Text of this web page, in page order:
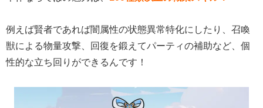
例えば賢者であれば闇属性の状態異常特化にしたり、召喚
獣による物量攻撃、回復を鍛えてパーティの補助など、個
性的な立ち回りができるんです！